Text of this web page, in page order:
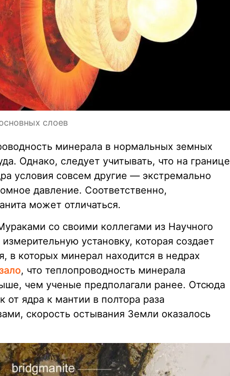
слоев
минерала в нормальных земных
Однако, следует учитывать, что на границе
условия совсем другие — экстремально
давление. Соответственно,
может отличаться.
со своими коллегами из Научного
установку, которая создает
в которых минерал находится в недрах
, что теплопроводность минерала
чем ученые предполагали ранее. Отсюда
от ядра к мантии в полтора раза
скорость остывания Земли оказалось